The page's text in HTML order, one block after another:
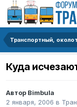
Куда
Автор Bimbula
2 января, 2006 в